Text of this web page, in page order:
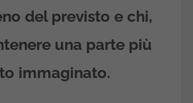
del previsto e chi,
una parte più
immaginato.